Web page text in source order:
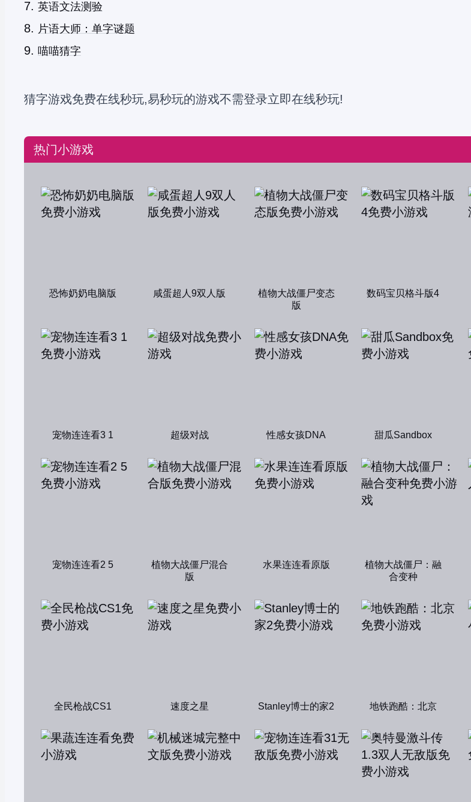
英语文法测验
片语大师：单字谜题
喵喵猜字
猜字游戏免费在线秒玩,易秒玩的游戏不需登录立即在线秒玩!
热门小游戏
恐怖奶奶电脑版 咸蛋超人9双人版
植物大战僵尸变态
版
数码宝贝格斗版4
宠物连连看3 1 超级对战 性感女孩DNA 甜瓜Sandbox
宠物连连看2 5
植物大战僵尸混合
版
水果连连看原版
植物大战僵尸：融
合变种
全民枪战CS1 速度之星 Stanley博士的家2 地铁跑酷：北京